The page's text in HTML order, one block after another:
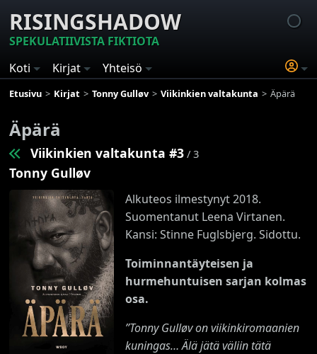
RISINGSHADOW
SPEKULATIIVISTA FIKTIOTA
Koti
Kirjat Yhteisö
Etusivu Kirjat Tonny Gulløv Viikinkien valtakunta Äpärä
Äpärä
Viikinkien valtakunta #3 / 3
Tonny Gulløv
Alkuteos ilmestynyt 2018.
Suomentanut Leena Virtanen.
Kansi: Stinne Fuglsbjerg. Sidottu.
Toiminnantäyteisen ja
hurmehuntuisen sarjan kolmas
osa.
”Tonny Gulløv on viikinkiromaanien
kuningas… Älä jätä väliin tätä